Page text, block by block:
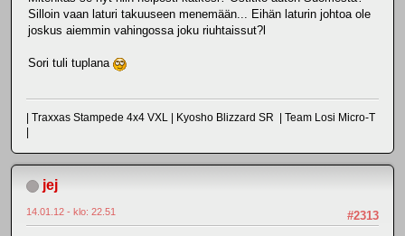
Silloin vaan laturi takuuseen menemään... Eihän laturin johtoa ole
joskus aiemmin vahingossa joku riuhtaissut?l
Sori tuli tuplana
| Traxxas Stampede 4x4 VXL | Kyosho Blizzard SR | Team Losi Micro-T
|
jej
#2313
14.01.12 - klo: 22.51